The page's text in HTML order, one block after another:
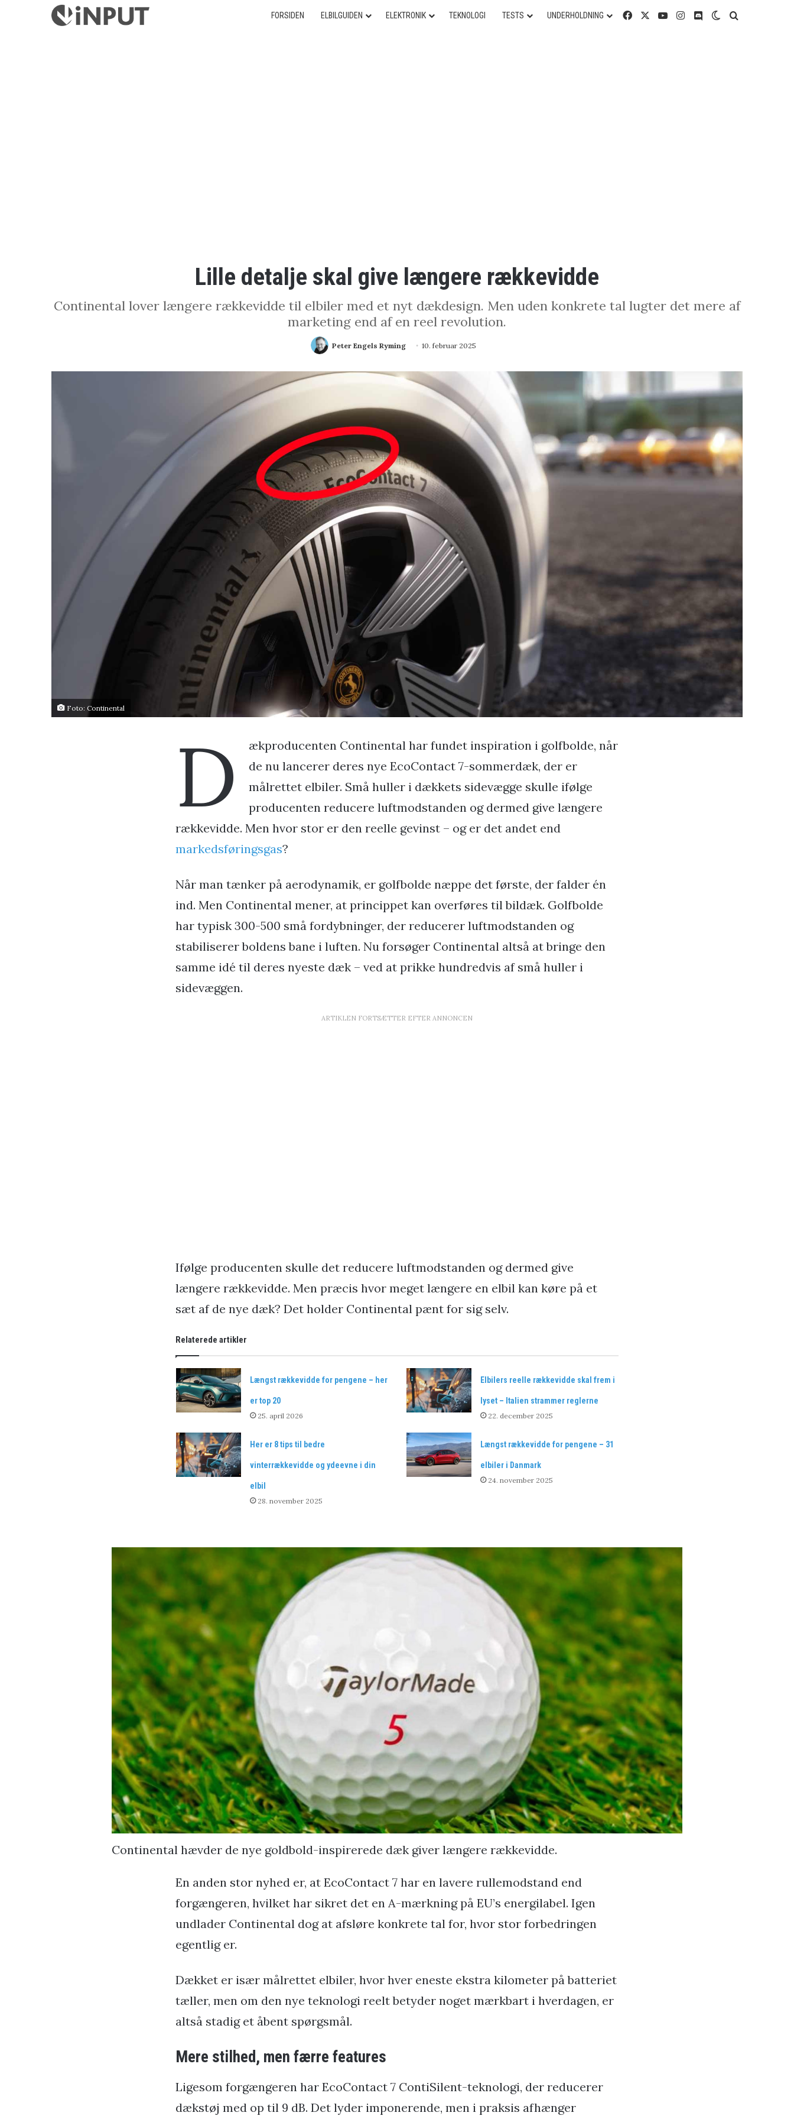
FORSIDEN ELBILGUIDEN ELEKTRONIK TEKNOLOGI TESTS UNDERHOLDNING FacebookYouTubeInstagram
DiscordSwitch skin
Lille detalje skal give længere rækkevidde
Continental lover længere rækkevidde til elbiler med et nyt dækdesign. Men uden konkrete tal lugter det mere af
marketing end af en reel revolution.
Peter Engels Ryming 10. februar 2025
Foto: Continental
D
ækproducenten Continental har fundet inspiration i golfbolde, når
de nu lancerer deres nye EcoContact 7-sommerdæk, der er
målrettet elbiler. Små huller i dækkets sidevægge skulle ifølge
producenten reducere luftmodstanden og dermed give længere
rækkevidde. Men hvor stor er den reelle gevinst – og er det andet end
markedsføringsgas?
Når man tænker på aerodynamik, er golfbolde næppe det første, der falder én
ind. Men Continental mener, at princippet kan overføres til bildæk. Golfbolde
har typisk 300-500 små fordybninger, der reducerer luftmodstanden og
stabiliserer boldens bane i luften. Nu forsøger Continental altså at bringe den
samme idé til deres nyeste dæk – ved at prikke hundredvis af små huller i
sidevæggen.
ARTIKLEN FORTSÆTTER EFTER ANNONCEN
Ifølge producenten skulle det reducere luftmodstanden og dermed give
længere rækkevidde. Men præcis hvor meget længere en elbil kan køre på et
sæt af de nye dæk? Det holder Continental pænt for sig selv.
Relaterede artikler
Længst rækkevidde for pengene – her
er top 20
25. april 2026
Elbilers reelle rækkevidde skal frem i
lyset – Italien strammer reglerne
22. december 2025
Her er 8 tips til bedre
vinterrækkevidde og ydeevne i din
elbil
28. november 2025
Længst rækkevidde for pengene – 31
elbiler i Danmark
24. november 2025
Continental hævder de nye goldbold-inspirerede dæk giver længere rækkevidde.
En anden stor nyhed er, at EcoContact 7 har en lavere rullemodstand end
forgængeren, hvilket har sikret det en A-mærkning på EU’s energilabel. Igen
undlader Continental dog at afsløre konkrete tal for, hvor stor forbedringen
egentlig er.
Dækket er især målrettet elbiler, hvor hver eneste ekstra kilometer på batteriet
tæller, men om den nye teknologi reelt betyder noget mærkbart i hverdagen, er
altså stadig et åbent spørgsmål.
Mere stilhed, men færre features
Ligesom forgængeren har EcoContact 7 ContiSilent-teknologi, der reducerer
dækstøj med op til 9 dB. Det lyder imponerende, men i praksis afhænger